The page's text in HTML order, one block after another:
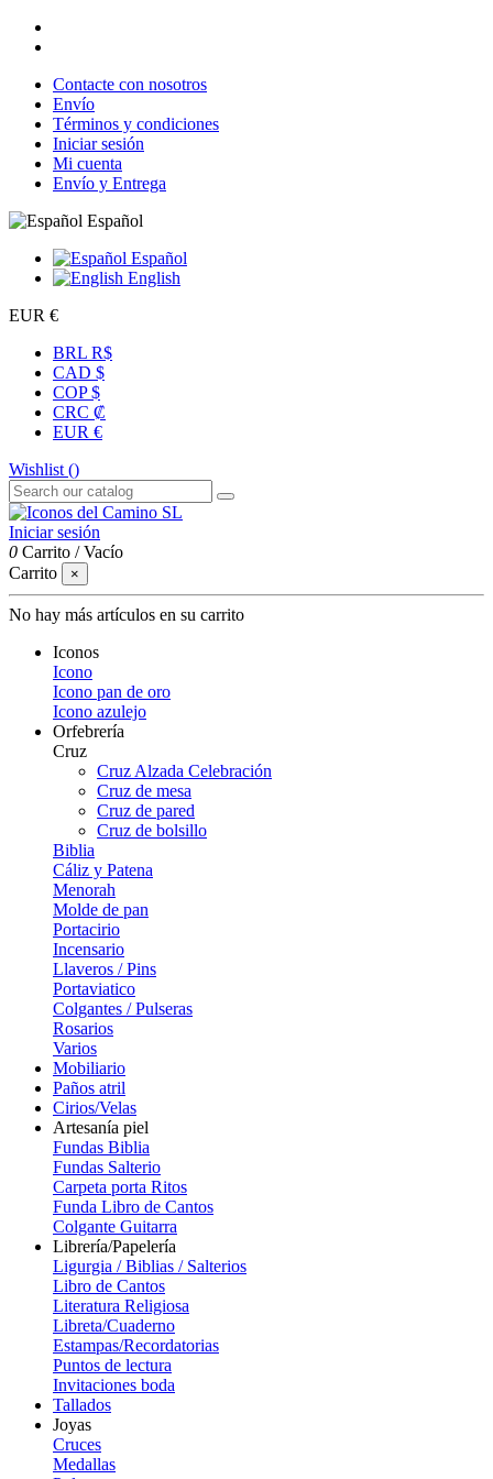
Contacte con nosotros
Envío
Términos y condiciones
Iniciar sesión
Mi cuenta
Envío y Entrega
Español
Español
English
EUR €
BRL R$
CAD $
COP $
CRC ₡
EUR €
Wishlist ()
Iniciar sesión
0 Carrito /Vacío
Carrito
×
No hay más artículos en su carrito
Iconos
Icono
Icono pan de oro
Icono azulejo
Orfebrería
Cruz
Cruz Alzada Celebración
Cruz de mesa
Cruz de pared
Cruz de bolsillo
Biblia
Cáliz y Patena
Menorah
Molde de pan
Portacirio
Incensario
Llaveros / Pins
Portaviatico
Colgantes / Pulseras
Rosarios
Varios
Mobiliario
Paños atril
Cirios/Velas
Artesanía piel
Fundas Biblia
Fundas Salterio
Carpeta porta Ritos
Funda Libro de Cantos
Colgante Guitarra
Librería/Papelería
Ligurgia / Biblias / Salterios
Libro de Cantos
Literatura Religiosa
Libreta/Cuaderno
Estampas/Recordatorias
Puntos de lectura
Invitaciones boda
Tallados
Joyas
Cruces
Medallas